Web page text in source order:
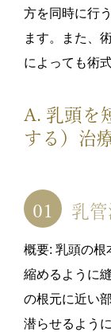
方を同時に行
ます。また、
によっても術
A. 乳頭を
する）治
乳
概要: 乳頭の根
縮めるように
の根元に近い
潜らせるよう